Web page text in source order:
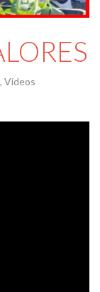
, Vídeos